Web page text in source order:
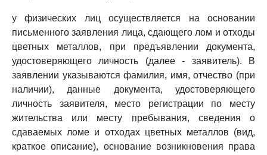
у физических лиц осуществляется на основании
письменного заявления лица, сдающего лом и отходы
цветных металлов, при предъявлении документа,
удостоверяющего личность (далее - заявитель). В
заявлении указываются фамилия, имя, отчество (при
наличии), данные документа, удостоверяющего
личность заявителя, место регистрации по месту
жительства или месту пребывания, сведения о
сдаваемых ломе и отходах цветных металлов (вид,
краткое описание), основание возникновения права